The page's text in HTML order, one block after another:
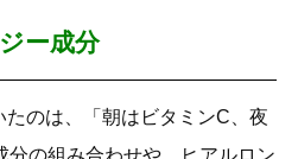
ー成分
のは、「朝はビタミンC、夜
分の組み合わせや、ヒアルロン